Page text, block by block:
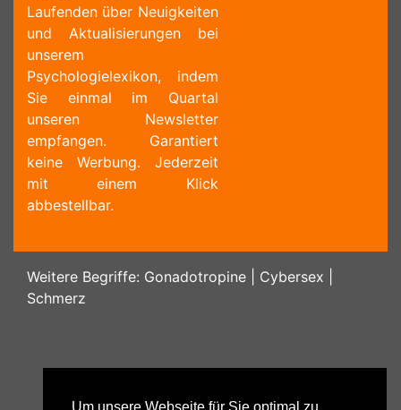
Laufenden über Neuigkeiten
und Aktualisierungen bei
unserem
Psychologielexikon, indem
Sie einmal im Quartal
unseren Newsletter
empfangen. Garantiert
keine Werbung. Jederzeit
mit einem Klick
abbestellbar.
Weitere Begriffe: Gonadotropine Cybersex
Schmerz